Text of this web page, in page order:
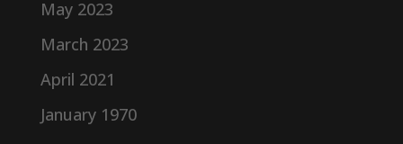
May 2023
March 2023
April 2021
January 1970